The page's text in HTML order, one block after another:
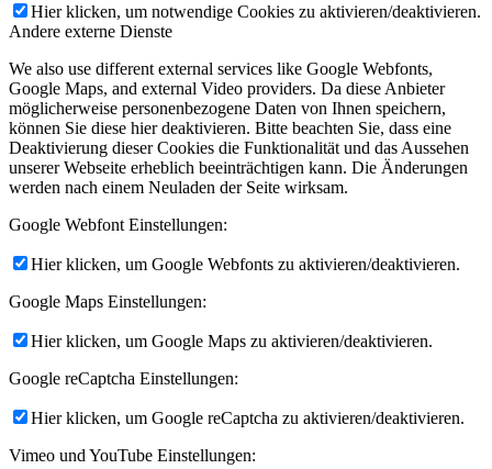
Hier klicken, um notwendige Cookies zu aktivieren/deaktivieren.
Andere externe Dienste
We also use different external services like Google Webfonts,
Google Maps, and external Video providers. Da diese Anbieter
möglicherweise personenbezogene Daten von Ihnen speichern,
können Sie diese hier deaktivieren. Bitte beachten Sie, dass eine
Deaktivierung dieser Cookies die Funktionalität und das Aussehen
unserer Webseite erheblich beeinträchtigen kann. Die Änderungen
werden nach einem Neuladen der Seite wirksam.
Google Webfont Einstellungen:
Hier klicken, um Google Webfonts zu aktivieren/deaktivieren.
Google Maps Einstellungen:
Hier klicken, um Google Maps zu aktivieren/deaktivieren.
Google reCaptcha Einstellungen:
Hier klicken, um Google reCaptcha zu aktivieren/deaktivieren.
Vimeo und YouTube Einstellungen: